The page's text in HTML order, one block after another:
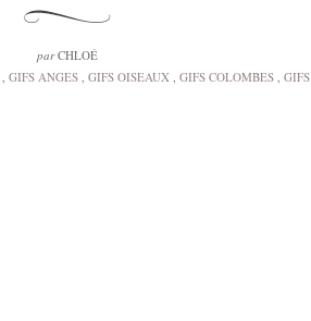
parCHLOÉ
, GIFS ANGES , GIFS OISEAUX , GIFS COLOMBES ,